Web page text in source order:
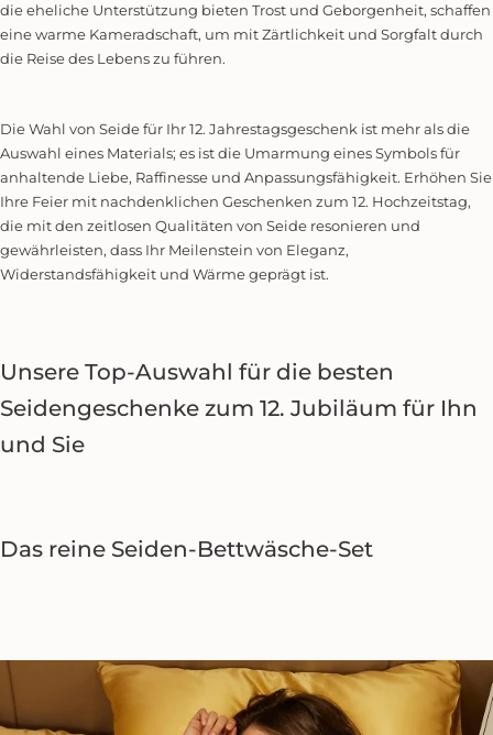
die eheliche Unterstützung bieten Trost und Geborgenheit, schaffen
eine warme Kameradschaft, um mit Zärtlichkeit und Sorgfalt durch
die Reise des Lebens zu führen.
Die Wahl von Seide für Ihr 12. Jahrestagsgeschenk ist mehr als die
Auswahl eines Materials; es ist die Umarmung eines Symbols für
anhaltende Liebe, Raffinesse und Anpassungsfähigkeit. Erhöhen Sie
Ihre Feier mit nachdenklichen Geschenken zum 12. Hochzeitstag,
die mit den zeitlosen Qualitäten von Seide resonieren und
gewährleisten, dass Ihr Meilenstein von Eleganz,
Widerstandsfähigkeit und Wärme geprägt ist.
Unsere Top-Auswahl für die besten
Seidengeschenke zum 12. Jubiläum für Ihn
und Sie
Das reine Seiden-Bettwäsche-Set